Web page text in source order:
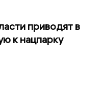
приводят в
к нацпарку